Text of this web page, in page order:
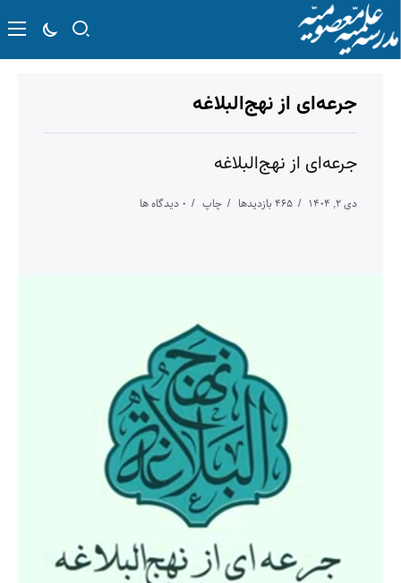
جرعه‌ای از نهج‌البلاغه
جرعه‌ای از نهج‌البلاغه
دی ۲, ۱۴۰۴ ۴۶۵ بازدیدها چاپ ۰ دیدگاه ها